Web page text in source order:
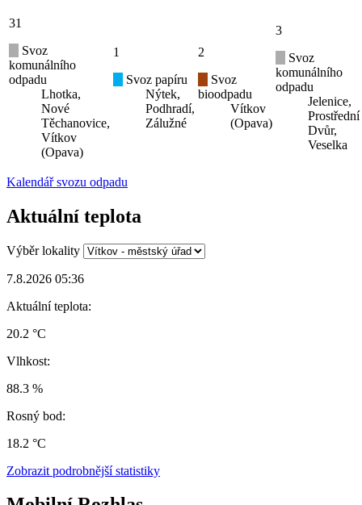
31
Svoz
komunálního
odpadu
Lhotka,
Nové
Těchanovice,
Vítkov
(Opava)
1
Svoz papíru
Nýtek,
Podhradí,
Zálužné
2
Svoz
bioodpadu
Vítkov
(Opava)
3
Svoz
komunálního
odpadu
Jelenice,
Prostřední
Dvůr,
Veselka
Kalendář svozu odpadu
Aktuální teplota
Výběr lokality
7.8.2026 05:36
Aktuální teplota:
20.2 °C
Vlhkost:
88.3 %
Rosný bod:
18.2 °C
Zobrazit podrobnější statistiky